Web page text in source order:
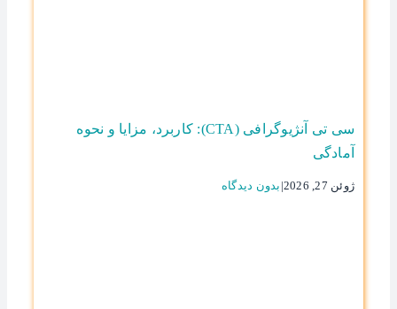
سی تی آنژیوگرافی (CTA): کاربرد، مزایا و نحوه
آمادگی
ژوئن 27, 2026 |بدون ديدگاه